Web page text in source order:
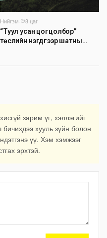
Нийгэм·
8 цаг
“Туул усан цогцолбор”
төслийн нэгдүгээр шатны
зарим үг, хэллэгийг
бичихдээ хууль зүйн болон
үү. Хэм хэмжээг
эрхтэй.